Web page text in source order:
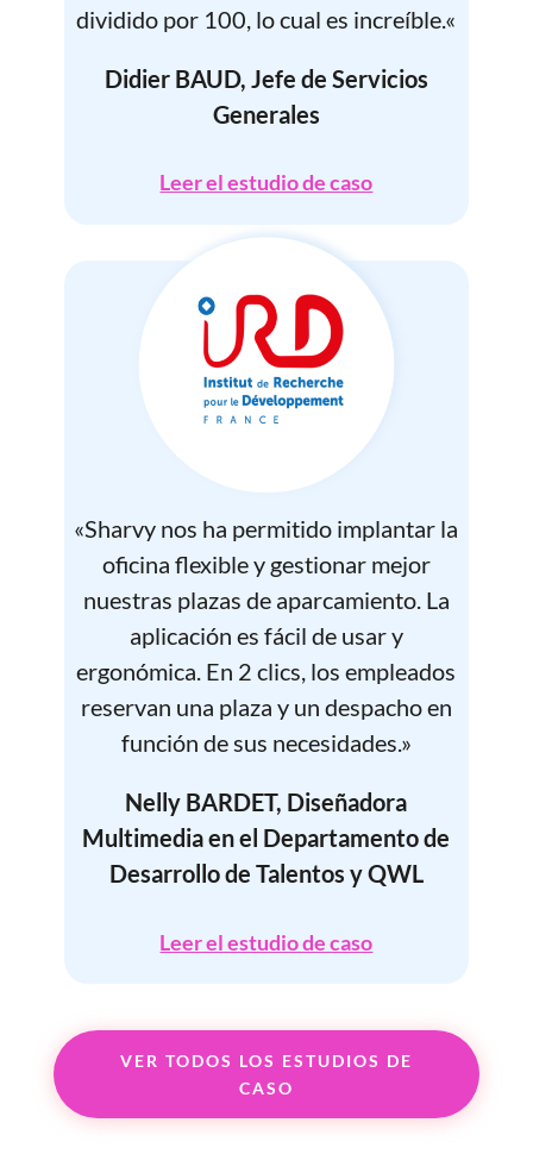
dividido por 100, lo cual es increíble.«
Didier BAUD, Jefe de Servicios
Generales
Leer el estudio de caso
«Sharvy nos ha permitido implantar la
oficina flexible y gestionar mejor
nuestras plazas de aparcamiento. La
aplicación es fácil de usar y
ergonómica. En 2 clics, los empleados
reservan una plaza y un despacho en
función de sus necesidades.»
Nelly BARDET, Diseñadora
Multimedia en el Departamento de
Desarrollo de Talentos y QWL
Leer el estudio de caso
VER TODOS LOS ESTUDIOS DE
CASO